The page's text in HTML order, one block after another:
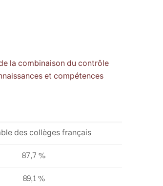
la combinaison du contrôle
et compétences
des collèges français
87,7 %
89,1 %